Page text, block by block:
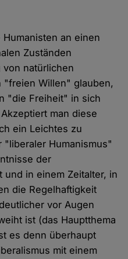
an einen
Zuständen
natürlichen
"freien Willen" glauben,
"die Freiheit" in sich
man diese
ein Leichtes zu
Humanismus"
der
in einem Zeitalter, in
die Regelhaftigkeit
vor Augen
ist (das Hauptthema
es denn überhaupt
mit einem